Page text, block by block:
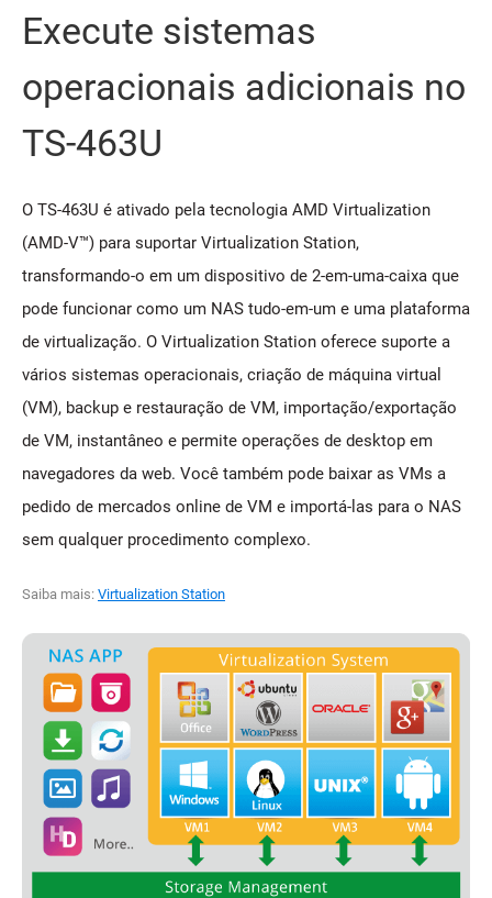
Execute sistemas
operacionais adicionais no
TS-463U
O TS-463U é ativado pela tecnologia AMD Virtualization
(AMD-V™) para suportar Virtualization Station,
transformando-o em um dispositivo de 2-em-uma-caixa que
pode funcionar como um NAS tudo-em-um e uma plataforma
de virtualização. O Virtualization Station oferece suporte a
vários sistemas operacionais, criação de máquina virtual
(VM), backup e restauração de VM, importação/exportação
de VM, instantâneo e permite operações de desktop em
navegadores da web. Você também pode baixar as VMs a
pedido de mercados online de VM e importá-las para o NAS
sem qualquer procedimento complexo.
Saiba mais: Virtualization Station